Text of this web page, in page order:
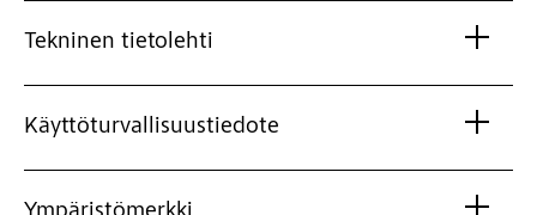
Tekninen tietolehti
Käyttöturvallisuustiedote